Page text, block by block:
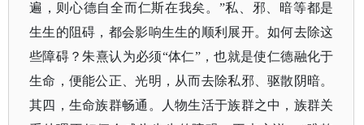
遍，则心德自全而仁斯在我矣。”私、邪、暗等都是
生生的阻碍，都会影响生生的顺利展开。如何去除这
些障碍？朱熹认为必须“体仁”，也就是使仁德融化于
生命，便能公正、光明，从而去除私邪、驱散阴暗。
其四，生命族群畅通。人物生活于族群之中，族群关